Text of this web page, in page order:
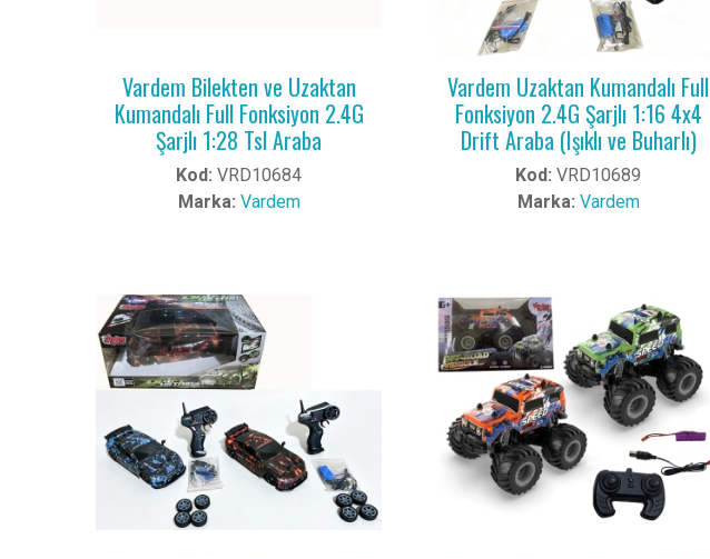
Vardem Bilekten ve Uzaktan
Kumandalı Full Fonksiyon 2.4G
Şarjlı 1:28 Tsl Araba
Kod: VRD10684
Marka: Vardem
Vardem Uzaktan Kumandalı Full
Fonksiyon 2.4G Şarjlı 1:16 4x4
Drift Araba (Işıklı ve Buharlı)
Kod: VRD10689
Marka: Vardem